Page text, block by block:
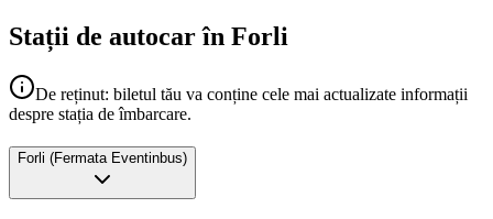
Stații de autocar în Forli
De reținut: biletul tău va conține cele mai actualizate informații
despre stația de îmbarcare.
Forli (Fermata Eventinbus)